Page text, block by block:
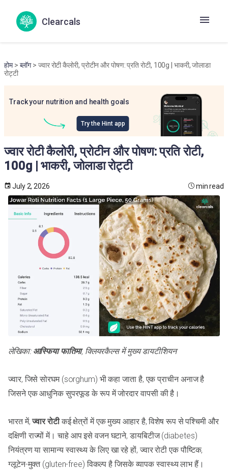
Clearcals
होम> ब्लॉग> ज्वार रोटी कैलोरी, प्रोटीन और पोषण: प्रति रोटी, 100g | भाकरी, जोलाडा
रोट्टी
Track your nutrition and health goals
Try the Hint app
ज्वार रोटी कैलोरी, प्रोटीन और पोषण: प्रति रोटी,
100g | भाकरी, जोलाडा रोट्टी
July 2, 2026 min read
लेखिका: आस्फिया फातिमा, क्लियरकैल्स में मुख्य डायटीशियन
ज्वार, जिसे सोरघम (sorghum) भी कहा जाता है, एक प्राचीन अनाज है
जिसने एक आधुनिक सुपरफूड के रूप में जोरदार वापसी की है।
भारत में,ज्वार रोटीकई क्षेत्रों में एक मुख्य आहार है, विशेष रूप से पश्चिमी और
दक्षिणी राज्यों में। चाहे आप इसे वजन घटाने, डायबिटीज (diabetes)
नियंत्रण या सामान्य स्वास्थ्य के लिए खा रहे हों, ज्वार रोटी एक पौष्टिक,
ग्लूटेन-मुक्त (gluten-free) विकल्प है जिसके व्यापक स्वास्थ्य लाभ हैं।